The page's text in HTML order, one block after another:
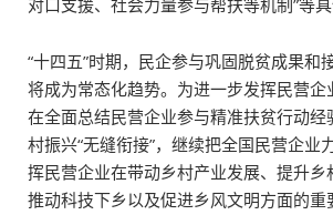
对口支援、社会力量参与帮扶等机制”等具
“十四五”时期，民企参与巩固脱贫成果和
将成为常态化趋势。为进一步发挥民营企
在全面总结民营企业参与精准扶贫行动经
村振兴“无缝衔接”，继续把全国民营企业
挥民营企业在带动乡村产业发展、提升乡
推动科技下乡以及促进乡风文明方面的重